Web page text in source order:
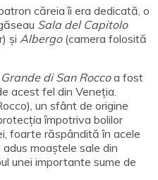
căreia îi era dedicată, o
Sala del Capitolo
și Albergo(camera folosită
di San Roccoa fost
acest fel din Veneția.
un sfânt de origine
împotriva bolilor
foarte răspândită în acele
moaștele sale din
unei importante sume de